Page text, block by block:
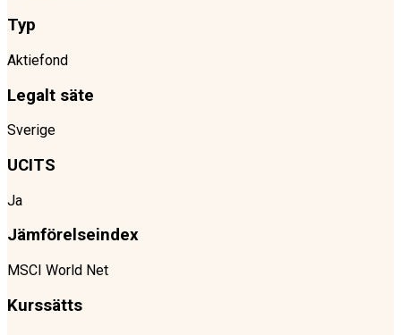
Typ
Aktiefond
Legalt säte
Sverige
UCITS
Ja
Jämförelseindex
MSCI World Net
Kurssätts